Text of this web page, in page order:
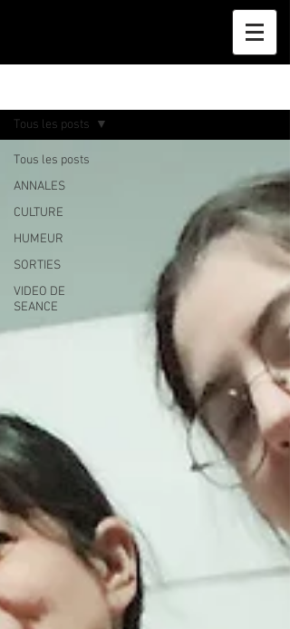
Tous les posts
ANNALES
CULTURE
HUMEUR
SORTIES
VIDEO DE
SEANCE
Tous les posts